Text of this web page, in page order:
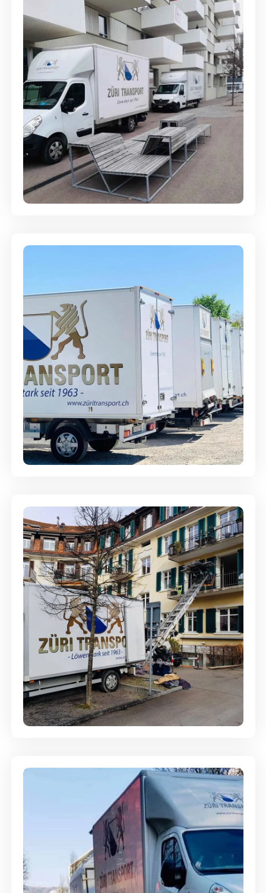
Umzugsreinigung - mit
Abgabegarantie
Möbellagerung - Alles sicher
aufbewahrt
Entsorgung & Räumung